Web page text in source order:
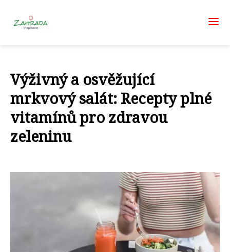
Výživný a osvěžující
mrkvový salát: Recepty plné
vitamínů pro zdravou
zeleninu